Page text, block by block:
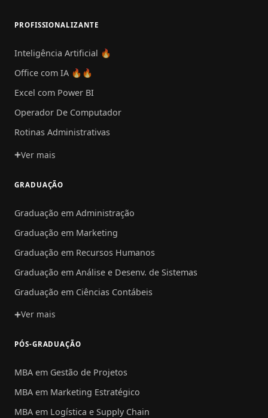
PROFISSIONALIZANTE
Inteligência Artificial 🔥
Office com IA 🔥🔥
Excel com Power BI
Operador De Computador
Rotinas Administrativas
Ver mais
GRADUAÇÃO
Graduação em Administração
Graduação em Marketing
Graduação em Recursos Humanos
Graduação em Análise e Desenv. de Sistemas
Graduação em Ciências Contábeis
Ver mais
PÓS-GRADUAÇÃO
MBA em Gestão de Projetos
MBA em Marketing Estratégico
MBA em Logística e Supply Chain